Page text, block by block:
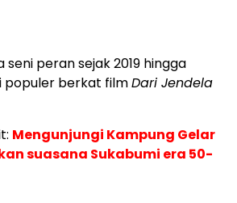
seni peran sejak 2019 hingga
populer berkat filmDari Jendela
Mengunjungi Kampung Gelar
suasana Sukabumi era 50-